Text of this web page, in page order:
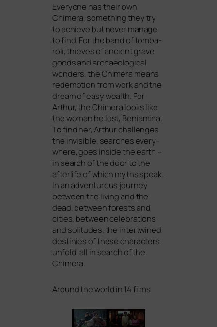
Everyone has their own
Chimera, some­thing they try
to achie­ve but never mana­ge
to find. For the band of tom­ba­
ro­li, thie­ves of anci­ent gra­ve
goods and archaeo­lo­gi­cal
won­ders, the Chimera means
redemp­ti­on from work and the
dream of easy wealth. For
Arthur, the Chimera looks like
the woman he lost, Beniamina.
To find her, Arthur chal­lenges
the invi­si­ble, sear­ches ever­y­
whe­re, goes insi­de the earth –
in search of the door to the
after­li­fe of which myths speak.
In an adven­tur­ous jour­ney
bet­ween the living and the
dead, bet­ween forests and
cities, bet­ween cele­bra­ti­ons
and soli­tu­des, the intert­wi­ned
desti­nies of the­se cha­rac­ters
unfold, all in search of the
Chimera.
Around the world in 14 films